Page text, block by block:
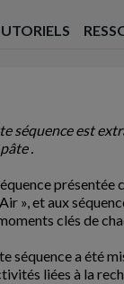
séquence est
.
présentée
Air », et aux
clés de
séquence a été
liées à la